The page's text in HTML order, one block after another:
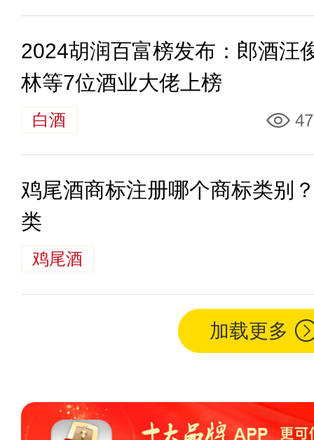
2024胡润百富榜发布：郎酒汪
林等7位酒业大佬上榜
白酒
鸡尾酒商标注册哪个商标类别
类
鸡尾酒
加载更多